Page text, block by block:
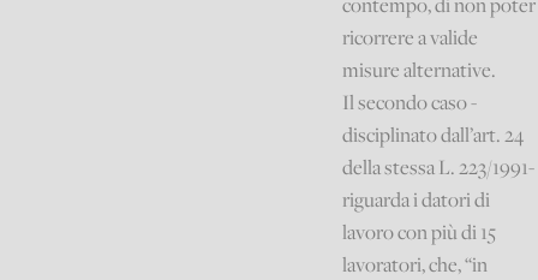
contempo, di non poter
ricorrere a valide
misure alternative.
Il secondo caso -
disciplinato dall’art. 24
della stessa L. 223/1991-
riguarda i datori di
lavoro con più di 15
lavoratori, che, “in